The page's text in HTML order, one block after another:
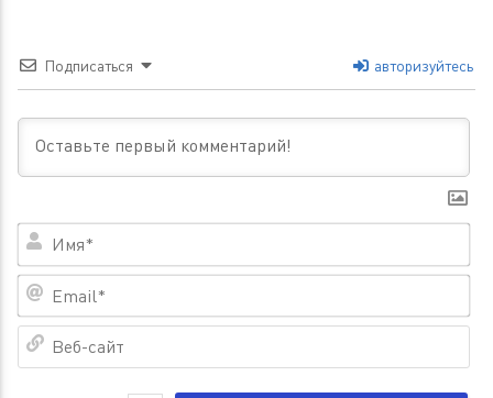
Подписаться авторизуйтесь